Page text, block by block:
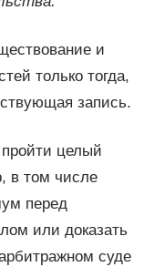
и
только тогда,
запись.
целый
в том числе
перед
или доказать
суде